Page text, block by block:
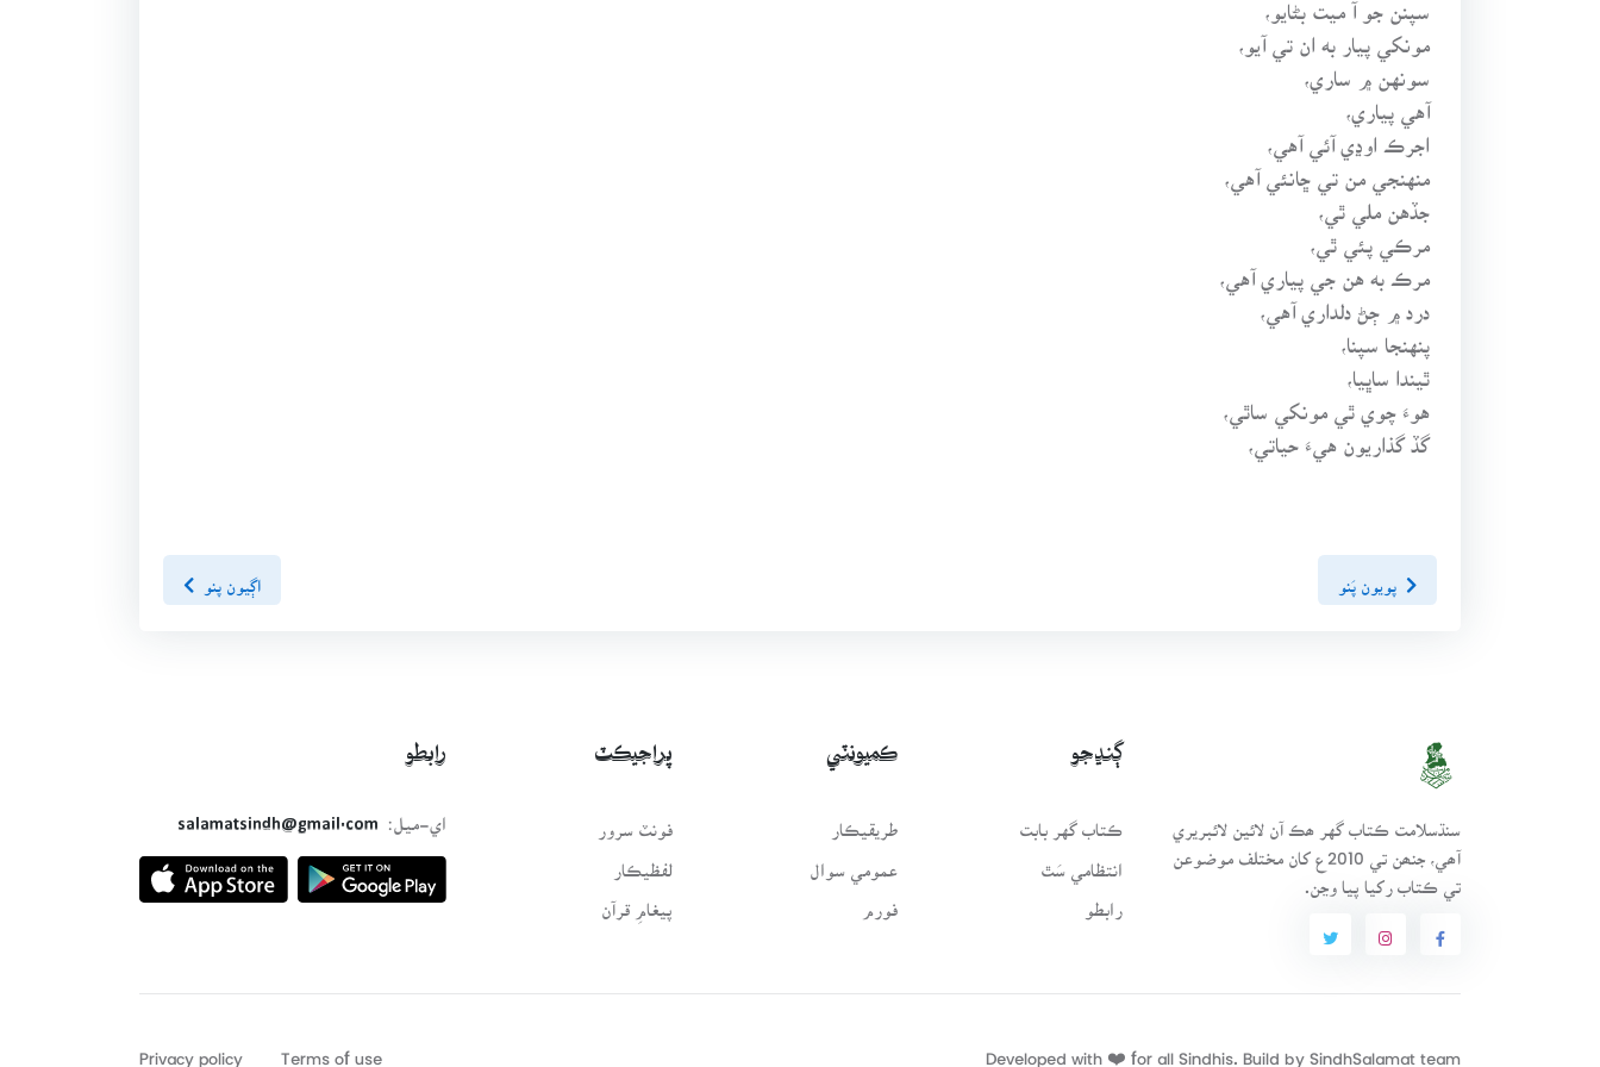
مونکي پيار به ان تي آيو،
سونهن ۾ ساري،
آهي پياري،
اجرڪ اوڍي آئي آهي،
منهنجي من تي ڇانئي آهي،
جڏهن ملي ٿي،
مرڪ به هن جي پياري آهي،
درد ۾ ڄڻ دلداري آهي،
پنهنجا سپنا،
ٿيندا ساڀيا،
هوءَ چوي ٿي مونکي ساٿي،
گڏ گذاريون هيءَ حياتي،
پويون پَنو اڳيون پنو
سنڌسلامت ڪتاب گهر ھڪ آن لائين لائبريري
آھي، جنھن تي 2010ع کان مختلف موضوعن
تي ڪتاب رکيا پيا وڃن.
ڳنڍجو
ڪتاب گهر بابت
انتظامي سَٿ
رابطو
ڪميونٽي
طريقيڪار
عمومي سوال
فورم
پراجيڪٽ
فونٽ سرور
لفظيڪار
پيغامِ قرآن
رابطو
اي-ميل:
salamatsindh@gmail.com
Developed with ❤️ for all Sindhis. Build by SindhSalamat
Terms of use
Privacy policy